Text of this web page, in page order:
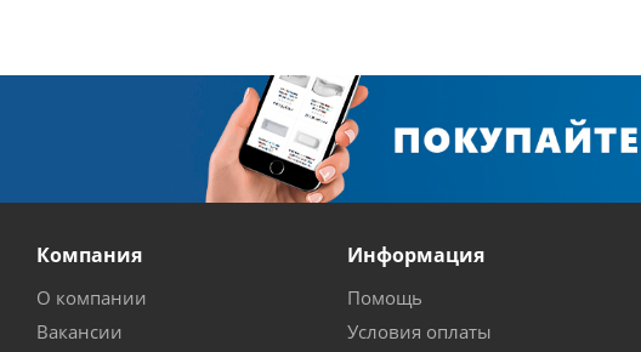
Компания
О компании
Вакансии
Информация
Помощь
Условия оплаты